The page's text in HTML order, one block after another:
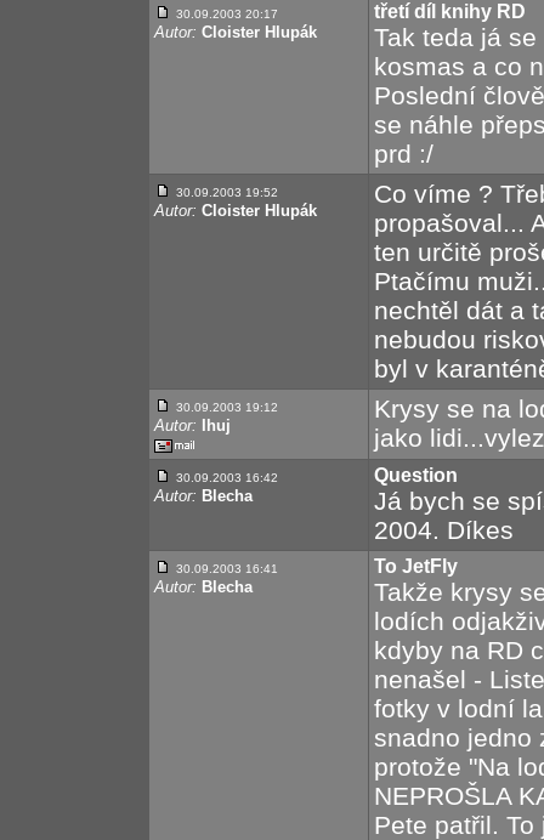
30.09.2003 20:17
Autor: Cloister Hlupák
třetí díl knihy RD
Tak teda já
kosmas a co
Poslední
se náhle
prd :/
30.09.2003 19:52
Autor: Cloister Hlupák
Co víme ?
propašoval...
ten určitě
Ptačímu
nechtěl dát a
nebudou
byl v
30.09.2003 19:12
Autor: Ihuj
Krysy se na
jako
30.09.2003 16:42
Autor: Blecha
Question
Já bych se
2004. Díkes
30.09.2003 16:41
Autor: Blecha
To JetFly
Takže krysy
lodích
kdyby na RD
nenašel -
fotky v lodní
snadno jedno
protože "Na
NEPROŠLA
Pete patřil.